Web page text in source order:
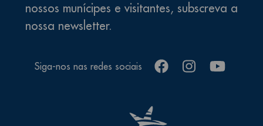
nossos munícipes e visitantes, subscreva a
nossa newsletter.
Siga-nos nas redes sociais facebookinstagramyoutube